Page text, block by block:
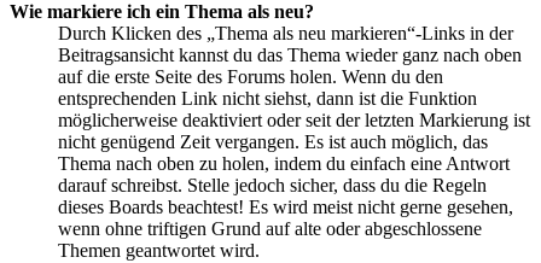
Wie markiere ich ein Thema als neu?
Durch Klicken des „Thema als neu markieren“-Links in der
Beitragsansicht kannst du das Thema wieder ganz nach oben
auf die erste Seite des Forums holen. Wenn du den
entsprechenden Link nicht siehst, dann ist die Funktion
möglicherweise deaktiviert oder seit der letzten Markierung ist
nicht genügend Zeit vergangen. Es ist auch möglich, das
Thema nach oben zu holen, indem du einfach eine Antwort
darauf schreibst. Stelle jedoch sicher, dass du die Regeln
dieses Boards beachtest! Es wird meist nicht gerne gesehen,
wenn ohne triftigen Grund auf alte oder abgeschlossene
Themen geantwortet wird.